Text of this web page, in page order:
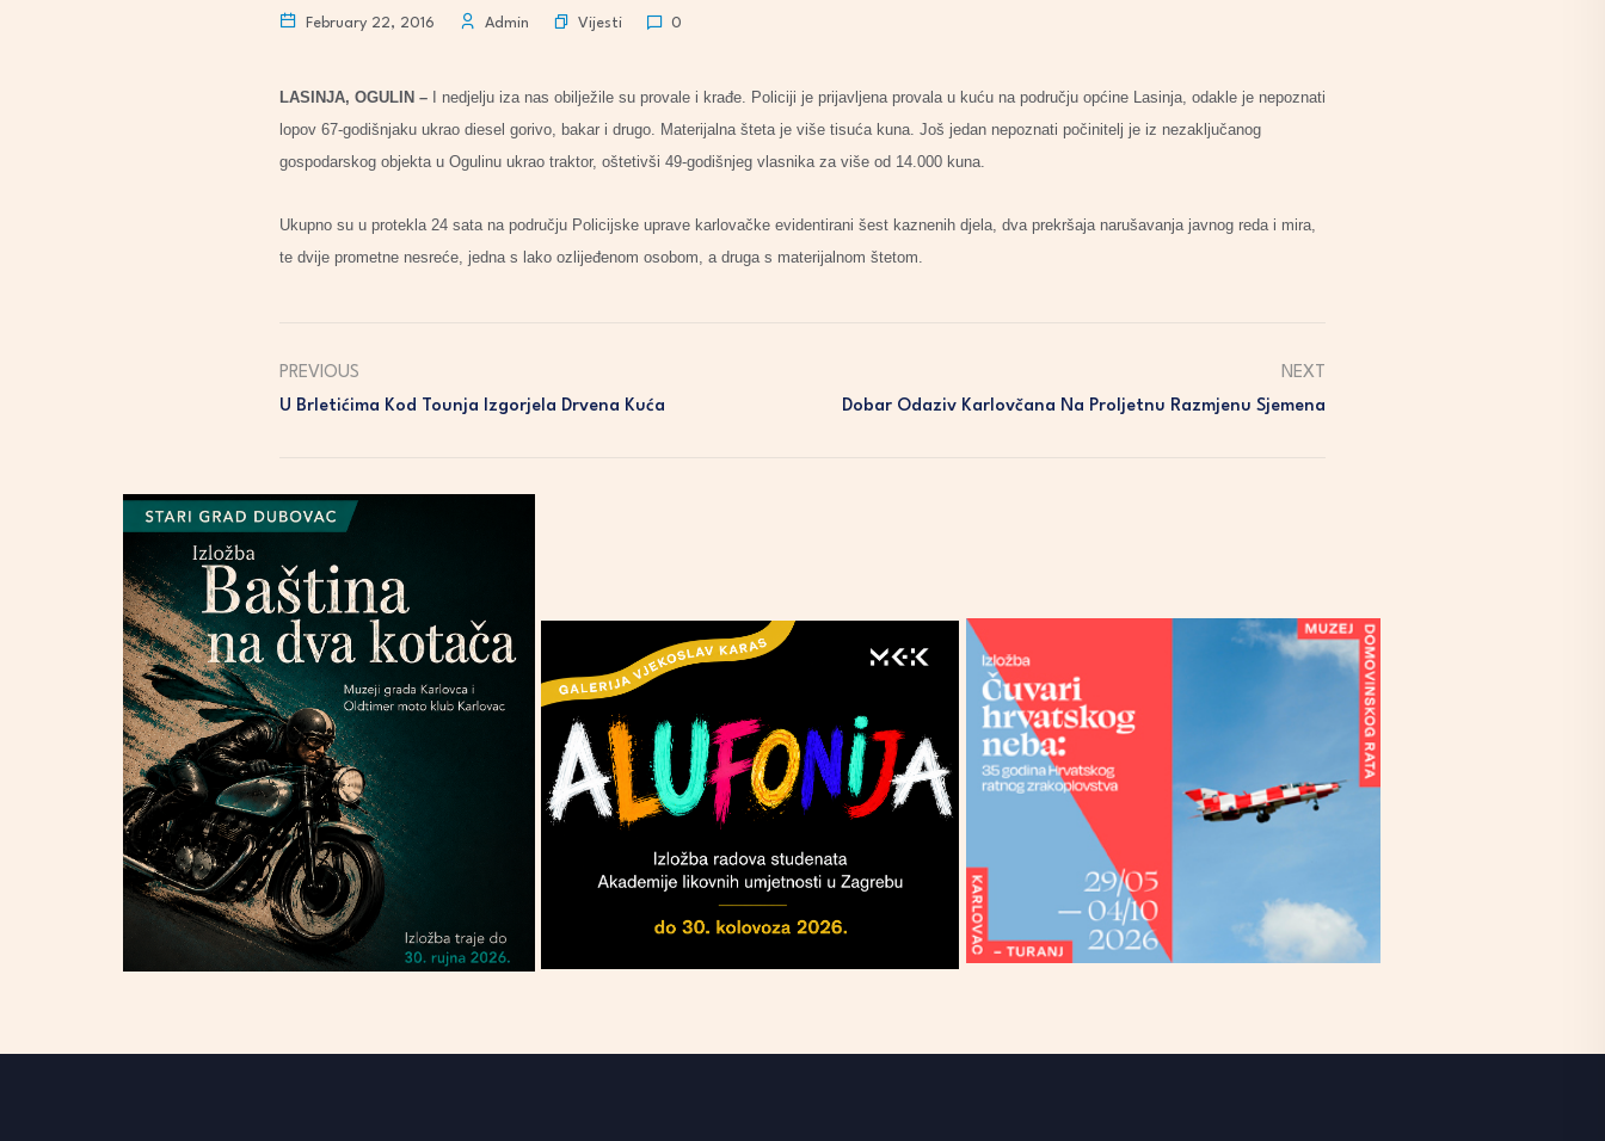
February 22, 2016 Admin Vijesti 0
LASINJA, OGULIN – I nedjelju iza nas obilježile su provale i krađe. Policiji je prijavljena provala u kuću na području općine Lasinja, odakle je nepoznati
lopov 67-godišnjaku ukrao diesel gorivo, bakar i drugo. Materijalna šteta je više tisuća kuna. Još jedan nepoznati počinitelj je iz nezaključanog
gospodarskog objekta u Ogulinu ukrao traktor, oštetivši 49-godišnjeg vlasnika za više od 14.000 kuna.
Ukupno su u protekla 24 sata na području Policijske uprave karlovačke evidentirani šest kaznenih djela, dva prekršaja narušavanja javnog reda i mira,
te dvije prometne nesreće, jedna s lako ozlijeđenom osobom, a druga s materijalnom štetom.
PREVIOUS
U Brletićima Kod Tounja Izgorjela Drvena Kuća
NEXT
Dobar Odaziv Karlovčana Na Proljetnu Razmjenu Sjemena